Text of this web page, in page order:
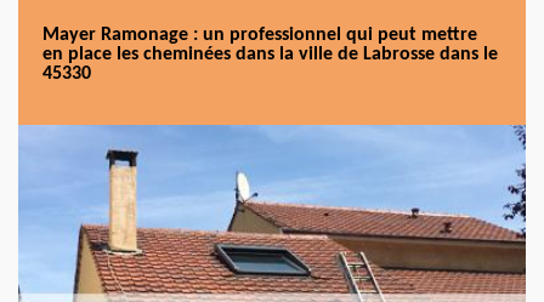
Mayer Ramonage : un professionnel qui peut mettre
en place les cheminées dans la ville de Labrosse dans le
45330